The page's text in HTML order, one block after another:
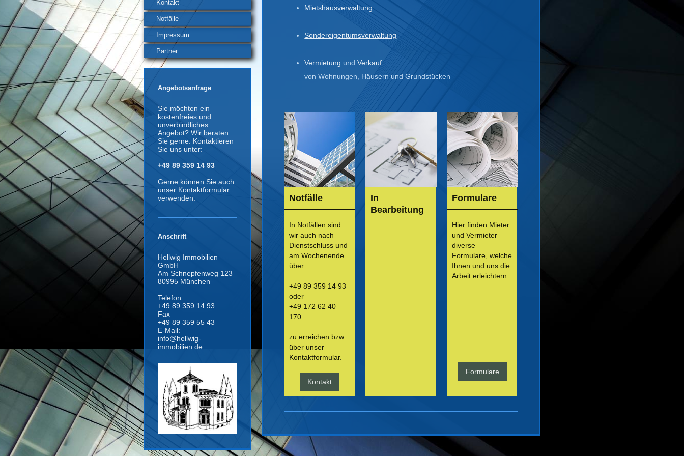
Kontakt
Notfälle
Impressum
Partner
Angebotsanfrage
Sie möchten ein
kostenfreies und
unverbindliches
Angebot? Wir beraten
Sie gerne. Kontaktieren
Sie uns unter:
+49 89 359 14 93
Gerne können Sie auch
unser Kontaktformular
verwenden.
Anschrift
Hellwig Immobilien
GmbH
Am Schnepfenweg 123
80995 München
Telefon:
+49 89 359 14 93
Fax
+49 89 359 55 43
E-Mail:
info@hellwig-
immobilien.de
Mietshausverwaltung
Sondereigentumsverwaltung
Vermietung undVerkauf
von Wohnungen, Häusern und Grundstücken
Notfälle
In Notfällen sind
wir auch nach
Dienstschluss und
am Wochenende
über:
+49 89 359 14 93
oder
+49 172 62 40
170
zu erreichen bzw.
über unser
Kontaktformular.
Kontakt
In
Bearbeitung
Formulare
Hier finden Mieter
und Vermieter
diverse
Formulare, welche
Ihnen und uns die
Arbeit erleichtern.
Formulare